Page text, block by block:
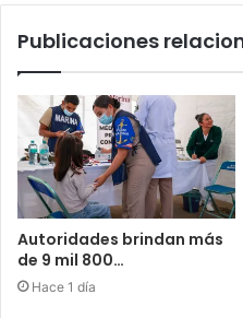
Publicaciones
Autoridades brindan más
de 9 mil 800…
Hace 1 día